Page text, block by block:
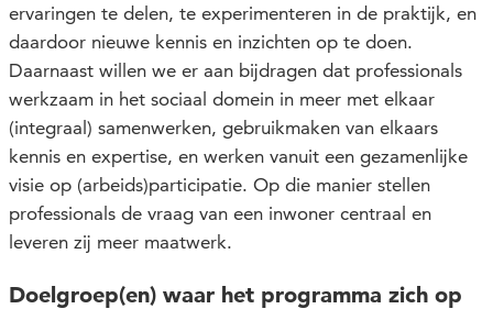
ervaringen te delen, te experimenteren in de praktijk, en
daardoor nieuwe kennis en inzichten op te doen.
Daarnaast willen we er aan bijdragen dat professionals
werkzaam in het sociaal domein in meer met elkaar
(integraal) samenwerken, gebruikmaken van elkaars
kennis en expertise, en werken vanuit een gezamenlijke
visie op (arbeids)participatie. Op die manier stellen
professionals de vraag van een inwoner centraal en
leveren zij meer maatwerk.
Doelgroep(en) waar het programma zich op